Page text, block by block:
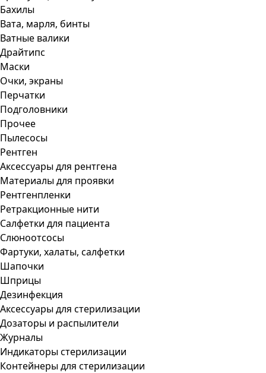
Бахилы
Вата, марля, бинты
Ватные валики
Драйтипс
Маски
Очки, экраны
Перчатки
Подголовники
Прочее
Пылесосы
Рентген
Аксессуары для рентгена
Материалы для проявки
Рентгенпленки
Ретракционные нити
Салфетки для пациента
Слюноотсосы
Фартуки, халаты, салфетки
Шапочки
Шприцы
Дезинфекция
Аксессуары для стерилизации
Дозаторы и распылители
Журналы
Индикаторы стерилизации
Контейнеры для стерилизации